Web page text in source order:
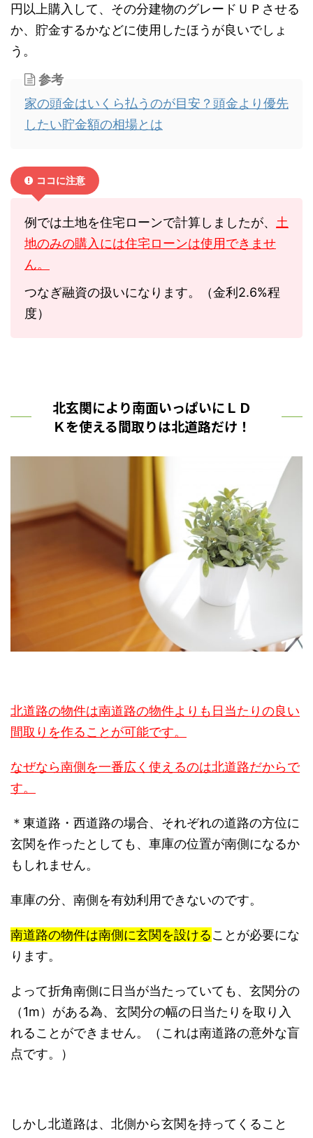
円以上購入して、その分建物のグレードＵＰさせる
か、貯金するかなどに使用したほうが良いでしょ
う。
参考
家の頭金はいくら払うのが目安？頭金より優先
したい貯金額の相場とは
ココに注意
例では土地を住宅ローンで計算しましたが、 土
地のみの購入には住宅ローンは使用できませ
ん。
つなぎ融資の扱いになります。（金利2.6%程
度）
北玄関により南面いっぱいにＬＤ
Ｋを使える間取りは北道路だけ！
北道路の物件は南道路の物件よりも日当たりの良い
間取りを作ることが可能です。
なぜなら南側を一番広く使えるのは北道路だからで
す。
＊東道路・西道路の場合、それぞれの道路の方位に
玄関を作ったとしても、車庫の位置が南側になるか
もしれません。
車庫の分、南側を有効利用できないのです。
南道路の物件は南側に玄関を設けることが必要にな
ります。
よって折角南側に日当が当たっていても、玄関分の
（1m）がある為、玄関分の幅の日当たりを取り入
れることができません。（これは南道路の意外な盲
点です。）
しかし北道路は、北側から玄関を持ってくること